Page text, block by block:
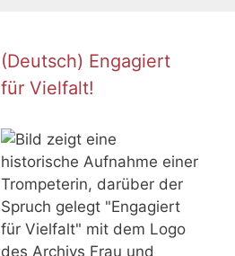
(Deutsch) Engagiert
für Vielfalt!